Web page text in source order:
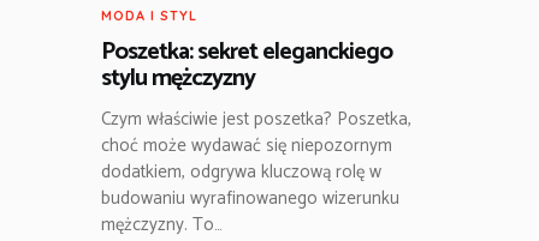
MODA I STYL
Poszetka: sekret eleganckiego
stylu mężczyzny
Czym właściwie jest poszetka? Poszetka,
choć może wydawać się niepozornym
dodatkiem, odgrywa kluczową rolę w
budowaniu wyrafinowanego wizerunku
mężczyzny. To…